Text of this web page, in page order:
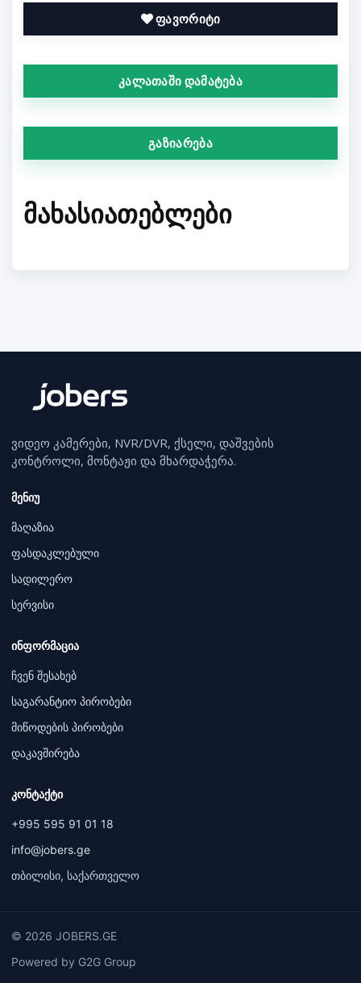
ფავორიტი
კალათაში დამატება
გაზიარება
ᲛᲐᲮᲐᲡᲘᲐᲗᲔᲑᲚᲔᲑᲘ
ვიდეო კამერები, NVR/DVR, ქსელი, დაშვების
კონტროლი, მონტაჟი და მხარდაჭერა.
მენიუ
მაღაზია
ფასდაკლებული
სადილერო
სერვისი
ინფორმაცია
ჩვენ შესახებ
საგარანტიო პირობები
მიწოდების პირობები
დაკავშირება
კონტაქტი
+995 595 91 01 18
info@jobers.ge
თბილისი, საქართველო
© 2026 JOBERS.GE
Powered by G2G Group